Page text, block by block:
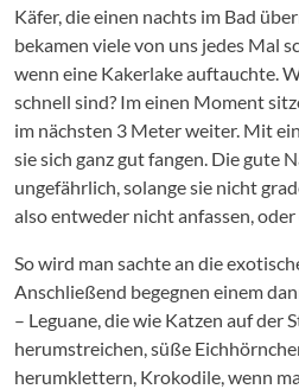
Käfer, die einen nachts im Bad
bekamen viele von uns jedes Mal
wenn eine Kakerlake auftauchte.
schnell sind? Im einen Moment
im nächsten 3 Meter weiter. Mit
sie sich ganz gut fangen. Die gute
ungefährlich, solange sie nicht
also entweder nicht anfassen, oder
So wird man sachte an die
Anschließend begegnen einem
– Leguane, die wie Katzen auf der
herumstreichen, süße
herumklettern, Krokodile, wenn